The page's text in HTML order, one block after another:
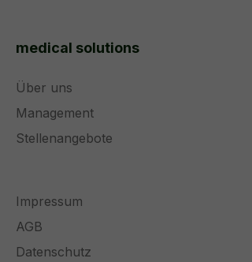
medical solutions
Über uns
Management
Stellenangebote
Impressum
AGB
Datenschutz